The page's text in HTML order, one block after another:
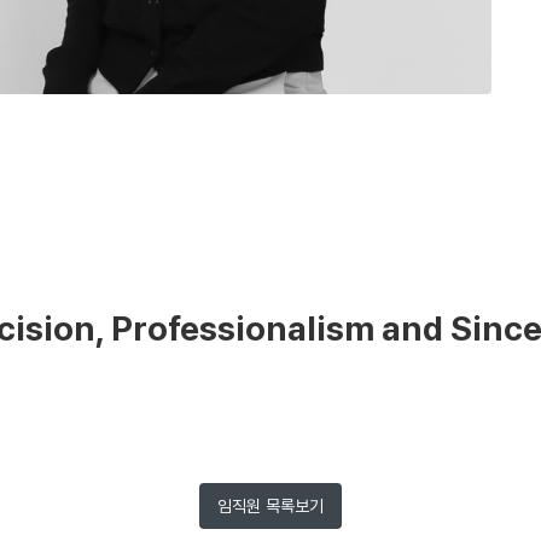
Professionalism and
임직원 목록보기